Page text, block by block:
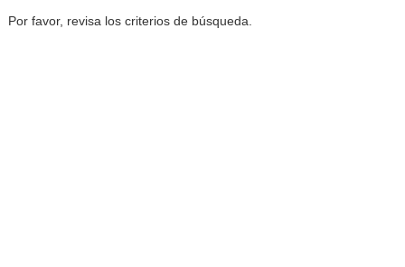
Por favor, revisa los criterios de búsqueda.